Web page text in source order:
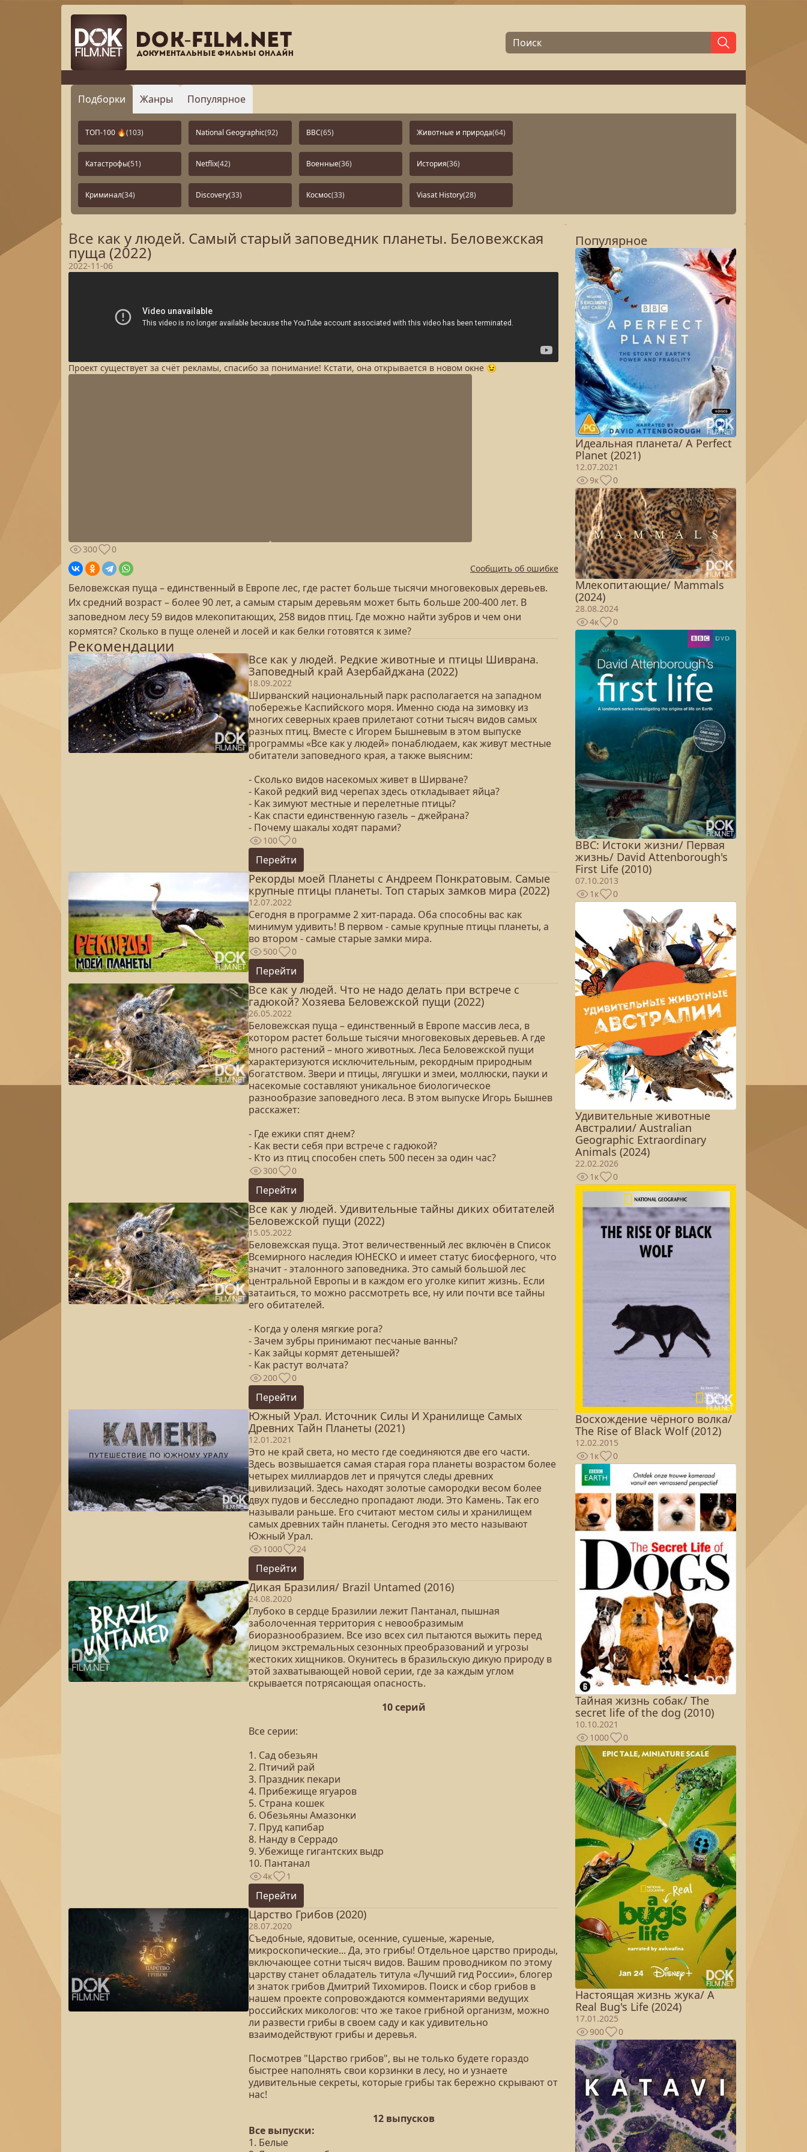
Подборки Жанры Популярное
ТОП-100 🔥(103) National Geographic(92) BBC(65) Животные и природа(64)
Катастрофы(51) Netflix(42) Военные(36) История(36)
Криминал(34) Discovery(33) Космос(33) Viasat History(28)
Все как у людей. Самый старый заповедник планеты. Беловежская
пуща (2022)
2022-11-06
Проект существует за счёт рекламы, спасибо за понимание! Кстати, она открывается в новом окне 😉
300
0
Сообщить об ошибке
Беловежская пуща – единственный в Европе лес, где растет больше тысячи многовековых деревьев.
Их средний возраст – более 90 лет, а самым старым деревьям может быть больше 200-400 лет. В
заповедном лесу 59 видов млекопитающих, 258 видов птиц. Где можно найти зубров и чем они
кормятся? Сколько в пуще оленей и лосей и как белки готовятся к зиме?
Рекомендации
Все как у людей. Редкие животные и птицы Шиврана.
Заповедный край Азербайджана (2022)
18.09.2022
Ширванский национальный парк располагается на западном
побережье Каспийского моря. Именно сюда на зимовку из
многих северных краев прилетают сотни тысяч видов самых
разных птиц. Вместе с Игорем Бышневым в этом выпуске
программы «Все как у людей» понаблюдаем, как живут местные
обитатели заповедного края, а также выясним:
- Сколько видов насекомых живет в Ширване?
- Какой редкий вид черепах здесь откладывает яйца?
- Как зимуют местные и перелетные птицы?
- Как спасти единственную газель – джейрана?
- Почему шакалы ходят парами?
100 0
Перейти
Рекорды моей Планеты с Андреем Понкратовым. Самые
крупные птицы планеты. Топ старых замков мира (2022)
12.07.2022
Сегодня в программе 2 хит-парада. Оба способны вас как
минимум удивить! В первом - самые крупные птицы планеты, а
во втором - самые старые замки мира.
500 0
Перейти
Все как у людей. Что не надо делать при встрече с
гадюкой? Хозяева Беловежской пущи (2022)
26.05.2022
Беловежская пуща – единственный в Европе массив леса, в
котором растет больше тысячи многовековых деревьев. А где
много растений – много животных. Леса Беловежской пущи
характеризуются исключительным, рекордным природным
богатством. Звери и птицы, лягушки и змеи, моллюски, пауки и
насекомые составляют уникальное биологическое
разнообразие заповедного леса. В этом выпуске Игорь Бышнев
расскажет:
- Где ежики спят днем?
- Как вести себя при встрече с гадюкой?
- Кто из птиц способен спеть 500 песен за один час?
300 0
Перейти
Все как у людей. Удивительные тайны диких обитателей
Беловежской пущи (2022)
15.05.2022
Беловежская пуща. Этот величественный лес включён в Список
Всемирного наследия ЮНЕСКО и имеет статус биосферного, что
значит - эталонного заповедника. Это самый большой лес
центральной Европы и в каждом его уголке кипит жизнь. Если
затаиться, то можно рассмотреть все, ну или почти все тайны
его обитателей.
- Когда у оленя мягкие рога?
- Зачем зубры принимают песчаные ванны?
- Как зайцы кормят детенышей?
- Как растут волчата?
200 0
Перейти
Южный Урал. Источник Силы И Хранилище Самых
Древних Тайн Планеты (2021)
12.01.2021
Это не край света, но место где соединяются две его части.
Здесь возвышается самая старая гора планеты возрастом более
четырех миллиардов лет и прячутся следы древних
цивилизаций. Здесь находят золотые самородки весом более
двух пудов и бесследно пропадают люди. Это Камень. Так его
называли раньше. Его считают местом силы и хранилищем
самых древних тайн планеты. Сегодня это место называют
Южный Урал.
1000 24
Перейти
Дикая Бразилия/ Brazil Untamed (2016)
24.08.2020
Глубоко в сердце Бразилии лежит Пантанал, пышная
заболоченная территория с невообразимым
биоразнообразием. Все изо всех сил пытаются выжить перед
лицом экстремальных сезонных преобразований и угрозы
жестоких хищников. Окунитесь в бразильскую дикую природу в
этой захватывающей новой серии, где за каждым углом
скрывается потрясающая опасность.
10 серий
Все серии:
1. Сад обезьян
2. Птичий рай
3. Праздник пекари
4. Прибежище ягуаров
5. Страна кошек
6. Обезьяны Амазонки
7. Пруд капибар
8. Нанду в Серрадо
9. Убежище гигантских выдр
10. Пантанал
4к 1
Перейти
Царство Грибов (2020)
28.07.2020
Съедобные, ядовитые, осенние, сушеные, жареные,
микроскопические... Да, это грибы! Отдельное царство природы,
включающее сотни тысяч видов. Вашим проводником по этому
царству станет обладатель титула «Лучший гид России», блогер
и знаток грибов Дмитрий Тихомиров. Поиск и сбор грибов в
нашем проекте сопровождаются комментариями ведущих
российских микологов: что же такое грибной организм, можно
ли развести грибы в своем саду и как удивительно
взаимодействуют грибы и деревья.
Посмотрев "Царство грибов", вы не только будете гораздо
быстрее наполнять свои корзинки в лесу, но и узнаете
удивительные секреты, которые грибы так бережно скрывают от
нас!
12 выпусков
Все выпуски:
1. Белые
Популярное
Идеальная планета/ A Perfect
Planet (2021)
12.07.2021
9к
0
Млекопитающие/ Mammals
(2024)
28.08.2024
4к
0
BBC: Истоки жизни/ Первая
жизнь/ David Attenborough's
First Life (2010)
07.10.2013
1к
0
Удивительные животные
Австралии/ Australian
Geographic Extraordinary
Animals (2024)
22.02.2026
1к
0
Восхождение чёрного волка/
The Rise of Black Wolf (2012)
12.02.2015
1к
0
Тайная жизнь собак/ The
secret life of the dog (2010)
10.10.2021
1000
0
Настоящая жизнь жука/ A
Real Bug's Life (2024)
17.01.2025
900
0